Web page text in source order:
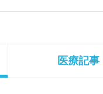
医療記事